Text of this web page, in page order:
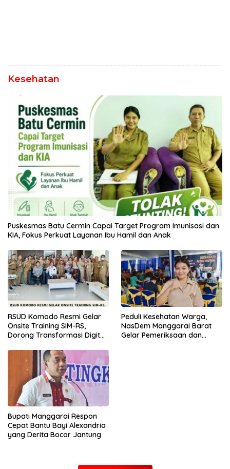
Kesehatan
Puskesmas Batu Cermin Capai Target Program Imunisasi dan
KIA, Fokus Perkuat Layanan Ibu Hamil dan Anak
RSUD Komodo Resmi Gelar
Onsite Training SIM-RS,
Dorong Transformasi Digital
Peduli Kesehatan Warga,
NasDem Manggarai Barat
Gelar Pemeriksaan dan
Bupati Manggarai Respon
Cepat Bantu Bayi Alexandria
yang Derita Bocor Jantung